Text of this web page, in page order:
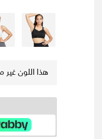
أسود
هذا اللون غير